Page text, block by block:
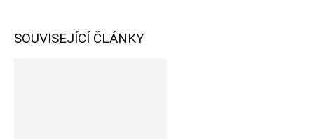
SOUVISEJÍCÍ ČLÁNKY